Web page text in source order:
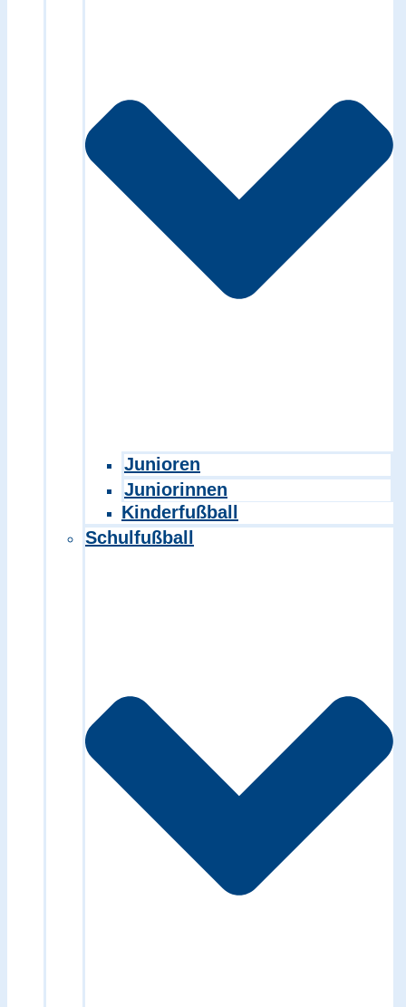
Junioren
Juniorinnen
Kinderfußball
Schulfußball